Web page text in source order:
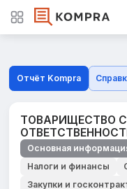
Отчёт Kompra
ТОВАРИЩЕСТВО
Основная
Налоги и финансы
Закупки и